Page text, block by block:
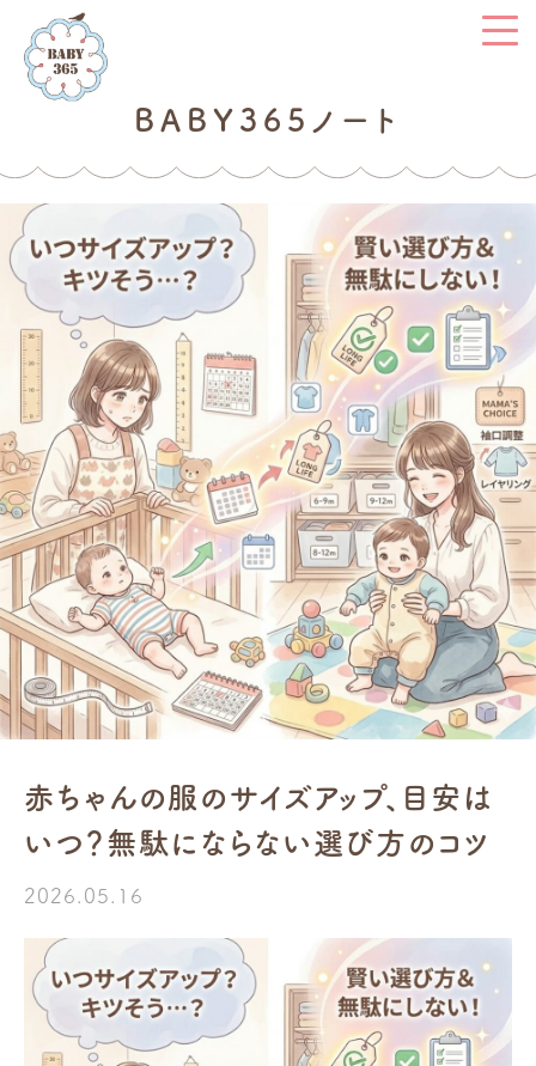
BABY365ノート
赤ちゃんの服のサイズアップ、目安は
いつ？無駄にならない選び方のコツ
2026.05.16